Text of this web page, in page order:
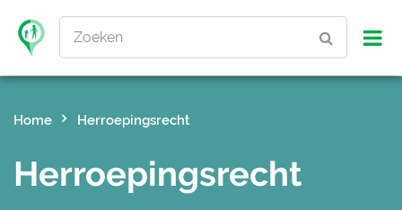
Zoeken
Home Herroepingsrecht
Herroepingsrecht